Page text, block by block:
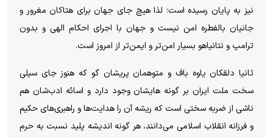
نیز به پایان رسیده است؛ لذا هیچ جای جهان برای هتاکان مغرور و
جانیان بالفطره امن نیست و جهان با اجرای احکام الهی و بدون
ترامپ و نتانیاهو بسیار امن‌تر و ایمن‌تر از امروز است.
ثانیا دلقکان یاوه باف و متوهمان پریشان گو که هنوز جای سیلی
سخت ملت ایران بر گونه هایشان وجود دارد و اسائه ادب‌شان هم
ناشی از ضربه سختی است که ریشه آن را هدایت‌ها و راهبری‌های حکیم
و فرزانه انقلاب اسلامی می‌دانند، هر گونه اندیشه پلید نسبت به حرم